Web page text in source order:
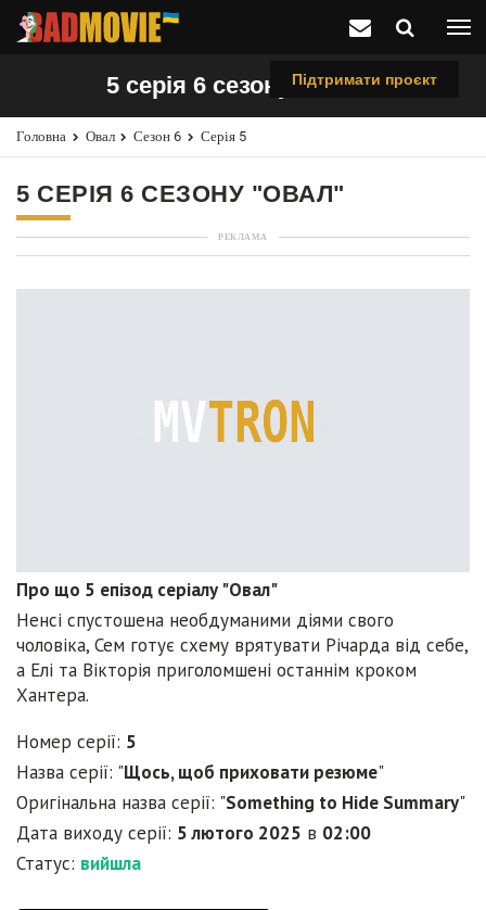
Підтримати проєкт
5 серія 6 сезону "Овал"
Головна Овал Сезон 6 Серія 5
5 СЕРІЯ 6 СЕЗОНУ "ОВАЛ"
РЕКЛАМА
Про що 5 епізод серіалу "Овал"
Ненсі спустошена необдуманими діями свого
чоловіка, Сем готує схему врятувати Річарда від себе,
а Елі та Вікторія приголомшені останнім кроком
Хантера.
Номер серії: 5
Назва серії: "Щось, щоб приховати резюме"
Оригінальна назва серії: "Something to Hide Summary"
Дата виходу серії: 5 лютого 2025 в 02:00
Статус: вийшла